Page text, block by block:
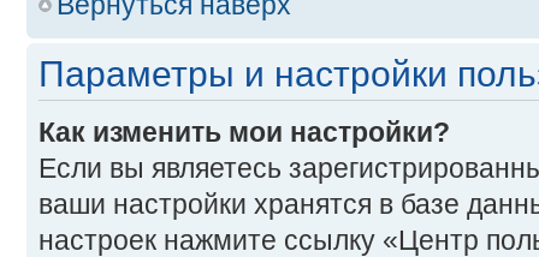
Параметры и настройки
Как изменить мои настройки?
Если вы являетесь
ваши настройки хранятся в базе
настроек нажмите ссылку «Центр